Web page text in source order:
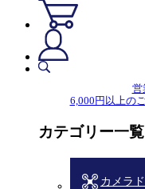
営
6,000円以上の
カテゴリー一覧
カメラ